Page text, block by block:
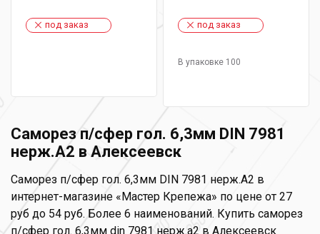
под заказ под заказ
В упаковке 100
Саморез п/сфер гол. 6,3мм DIN 7981
нерж.А2 в Алексеевск
Саморез п/сфер гол. 6,3мм DIN 7981 нерж.А2 в
интернет-магазине «Мастер Крепежа» по цене от 27
руб до 54 руб. Более 6 наименований. Купить саморез
п/сфер гол. 6,3мм din 7981 нерж.а2 в Алексеевск